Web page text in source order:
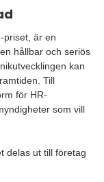
priset, är en
hållbar och seriös
kan
Till
för HR-
som vill
delas ut till företag